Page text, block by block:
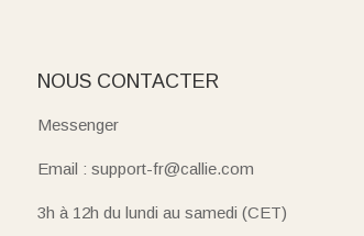
NOUS CONTACTER
Messenger
Email : support-fr@callie.com
3h à 12h du lundi au samedi (CET)